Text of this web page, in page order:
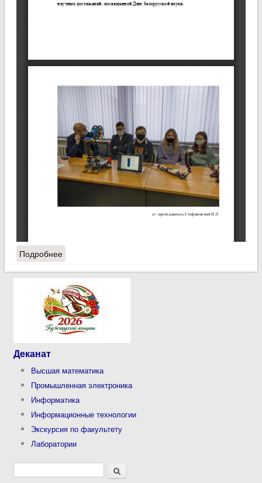
Подробнеео Учебно-исследовательская лаборатория
кафедры "Информационные технологии"
Деканат
Высшая математика
Промышленная электроника
Информатика
Информационные технологии
Экскурсия по факультету
Лаборатории
Форма поискаПоиск